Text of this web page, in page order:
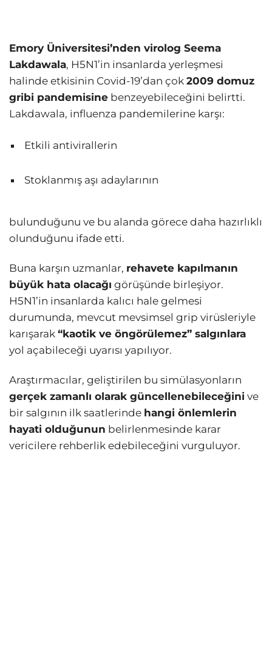
Emory Üniversitesi’nden virolog Seema
Lakdawala, H5N1’in insanlarda yerleşmesi
halinde etkisinin Covid-19’dan çok 2009 domuz
gribi pandemisine benzeyebileceğini belirtti.
Lakdawala, influenza pandemilerine karşı:
Etkili antivirallerin
Stoklanmış aşı adaylarının
bulunduğunu ve bu alanda görece daha hazırlıklı
olunduğunu ifade etti.
Buna karşın uzmanlar, rehavete kapılmanın
büyük hata olacağı görüşünde birleşiyor.
H5N1’in insanlarda kalıcı hale gelmesi
durumunda, mevcut mevsimsel grip virüsleriyle
karışarak “kaotik ve öngörülemez” salgınlara
yol açabileceği uyarısı yapılıyor.
Araştırmacılar, geliştirilen bu simülasyonların
gerçek zamanlı olarak güncellenebileceğini ve
bir salgının ilk saatlerinde hangi önlemlerin
hayati olduğunun belirlenmesinde karar
vericilere rehberlik edebileceğini vurguluyor.